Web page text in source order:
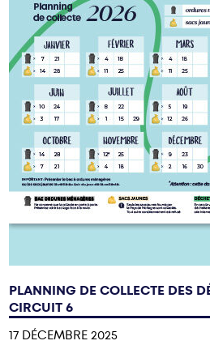
PLANNING DE COLLECTE DES
CIRCUIT 6
17 DÉCEMBRE 2025